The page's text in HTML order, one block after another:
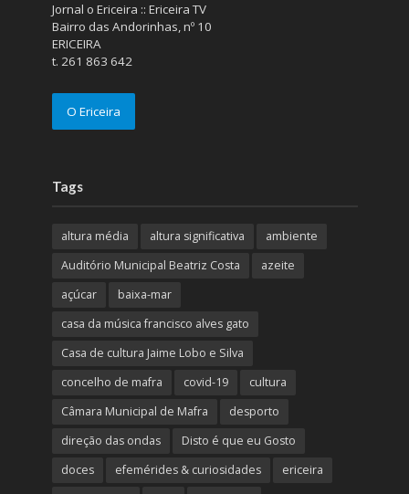
Jornal o Ericeira :: Ericeira TV
Bairro das Andorinhas, nº 10
ERICEIRA
t. 261 863 642
O Ericeira
Tags
altura média altura significativa
ambiente
Auditório Municipal Beatriz Costa
azeite
açúcar
baixa-mar
casa da música francisco alves gato
Casa de cultura Jaime Lobo e Silva
concelho de mafra
covid-19
cultura
Câmara Municipal de Mafra
desporto
direção das ondas
Disto é que eu Gosto
doces
efemérides & curiosidades
ericeira